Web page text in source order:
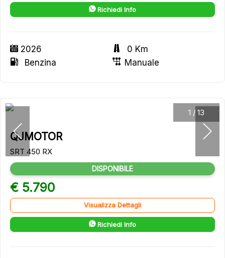
Richiedi Info
2026
0 Km
Benzina
Manuale
1 / 13
QJMOTOR
SRT 450 RX
DISPONIBILE
€ 5.790
Visualizza Dettagli
Richiedi Info